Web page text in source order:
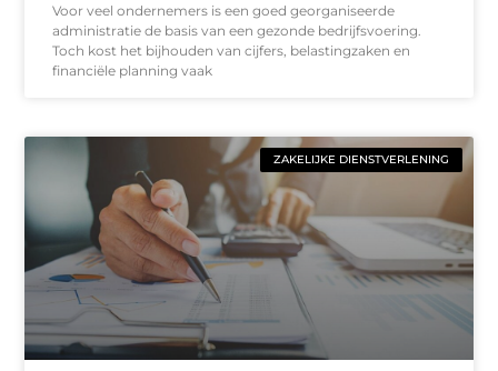
Voor veel ondernemers is een goed georganiseerde
administratie de basis van een gezonde bedrijfsvoering.
Toch kost het bijhouden van cijfers, belastingzaken en
financiële planning vaak
ZAKELIJKE DIENSTVERLENING